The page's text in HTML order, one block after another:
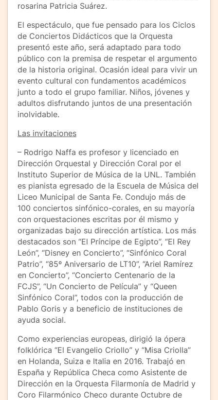
rosarina Patricia Suárez.
El espectáculo, que fue pensado para los Ciclos
de Conciertos Didácticos que la Orquesta
presentó este año, será adaptado para todo
público con la premisa de respetar el argumento
de la historia original. Ocasión ideal para vivir un
evento cultural con fundamentos académicos
junto a todo el grupo familiar. Niños, jóvenes y
adultos disfrutando juntos de una presentación
inolvidable.
Las invitaciones
– Rodrigo Naffa es profesor y licenciado en
Dirección Orquestal y Dirección Coral por el
Instituto Superior de Música de la UNL. También
es pianista egresado de la Escuela de Música del
Liceo Municipal de Santa Fe. Condujo más de
100 conciertos sinfónico-corales, en su mayoría
con orquestaciones escritas por él mismo y
organizadas bajo su dirección artística. Los más
destacados son “El Príncipe de Egipto”, “El Rey
León”, “Disney en Concierto”, “Sinfónico Coral
Patrio”, “85º Aniversario de LT10”, “Ariel Ramírez
en Concierto”, “Concierto Centenario de la
FCJS”, “Un Concierto de Película” y “Queen
Sinfónico Coral”, todos con la producción de
Pablo Goris y a beneficio de instituciones de
ayuda social.
Como experiencias europeas, dirigió la ópera
folklórica “El Evangelio Criollo” y “Misa Criolla”
en Holanda, Suiza e Italia en 2016. Trabajó en
España y República Checa como Asistente de
Dirección en la Orquesta Filarmonía de Madrid y
Coro Filarmónico Checo durante Octubre de